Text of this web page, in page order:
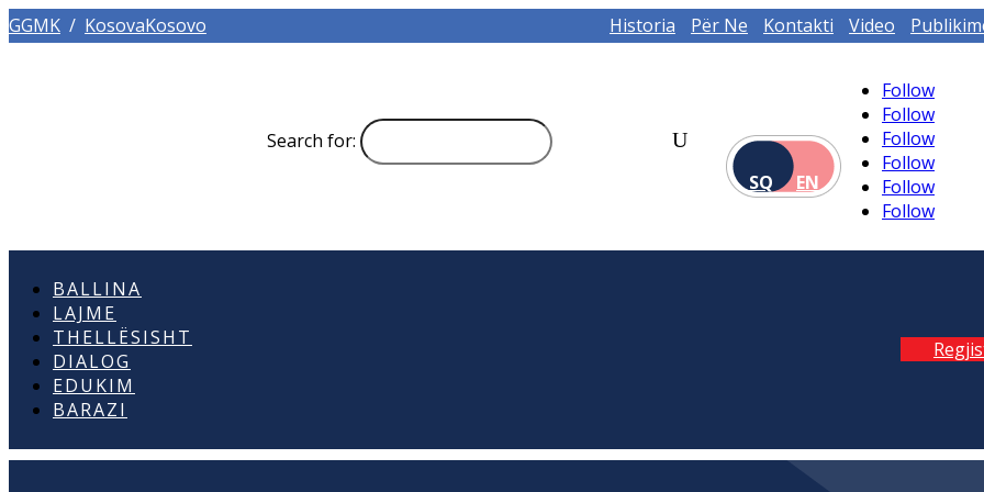
GGMK / KosovaKosovo Historia Për Ne Kontakti Video
Search for:
SQ
EN
Follow
Follow
Follow
Follow
Follow
Follow
BALLINA
LAJME
THELLËSISHT
DIALOG
EDUKIM
BARAZI